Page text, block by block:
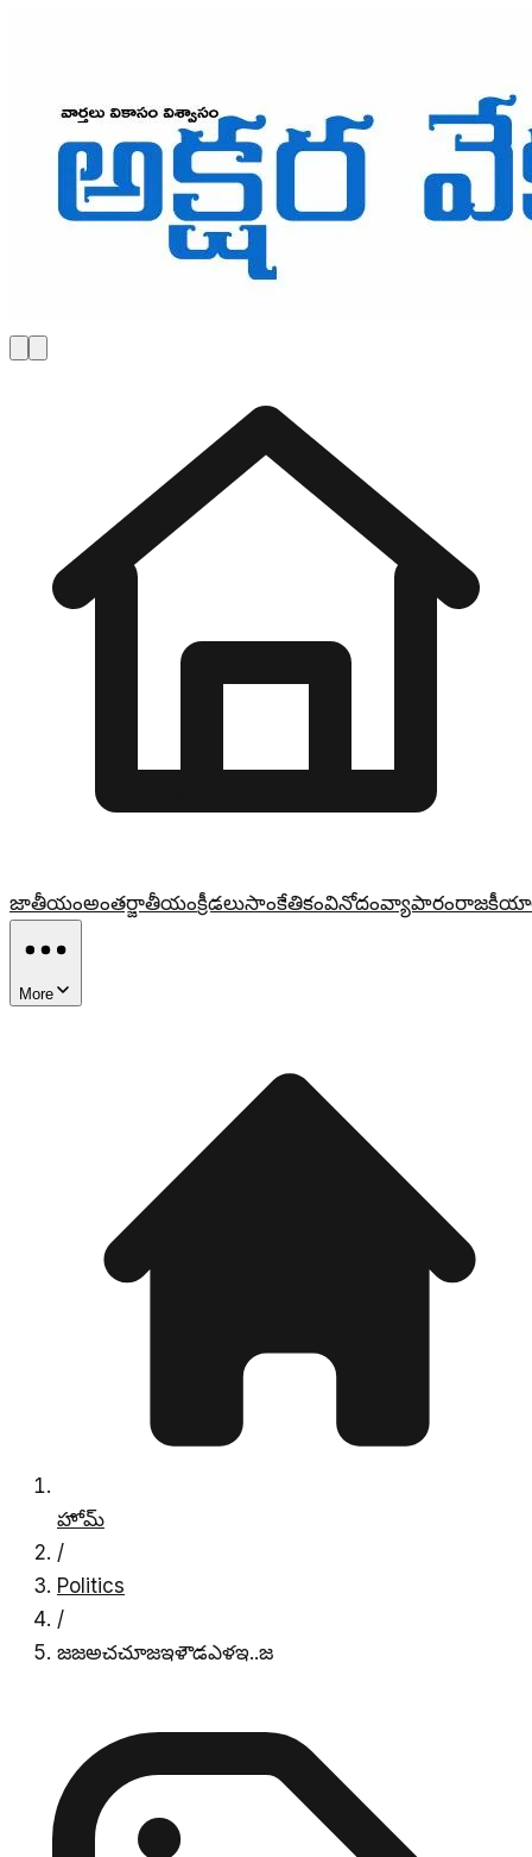
జాతీయంఅంతర్జాతీయంక్రీడలుసాంకేతికంవినోదంవ్యాపారం
More
హోమ్
/
Politics
/
జజఅచచూజఇళౌడఎళఇ..జ